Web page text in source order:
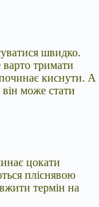
швидко.
варто тримати
киснути. А
може стати
цокати
пліснявою
термін на